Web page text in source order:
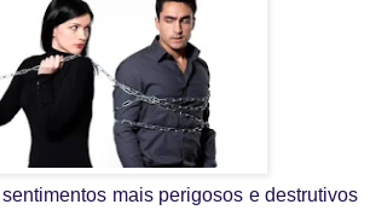
mais perigosos e destrutivos